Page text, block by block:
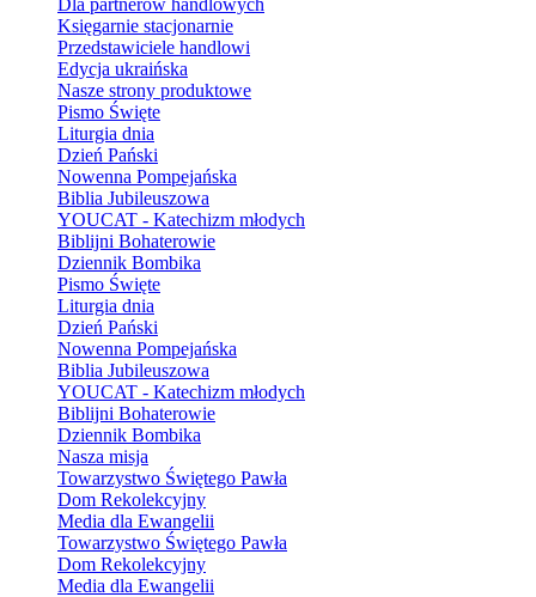
Dla partnerów handlowych
Księgarnie stacjonarnie
Przedstawiciele handlowi
Edycja ukraińska
Nasze strony produktowe
Pismo Święte
Liturgia dnia
Dzień Pański
Nowenna Pompejańska
Biblia Jubileuszowa
YOUCAT - Katechizm młodych
Biblijni Bohaterowie
Dziennik Bombika
Pismo Święte
Liturgia dnia
Dzień Pański
Nowenna Pompejańska
Biblia Jubileuszowa
YOUCAT - Katechizm młodych
Biblijni Bohaterowie
Dziennik Bombika
Nasza misja
Towarzystwo Świętego Pawła
Dom Rekolekcyjny
Media dla Ewangelii
Towarzystwo Świętego Pawła
Dom Rekolekcyjny
Media dla Ewangelii